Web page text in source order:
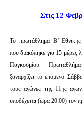
Στις 12
Το πρωτάθλημα Β’ Εθνικής
που διακόπηκε για 15 μέρες
Παγκοσμίου
ξαναρχίζει το επόμενο
τους αγώνες της 11ης
υποδέχεται (ώρα 20:00) τον